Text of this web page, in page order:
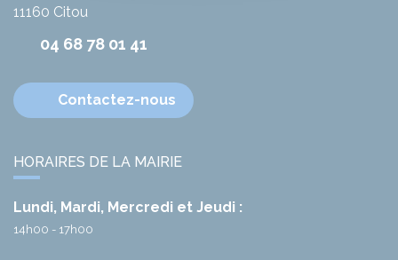
11160 Citou
04 68 78 01 41
Contactez-nous
HORAIRES DE LA MAIRIE
Lundi, Mardi, Mercredi et Jeudi :
14h00 - 17h00